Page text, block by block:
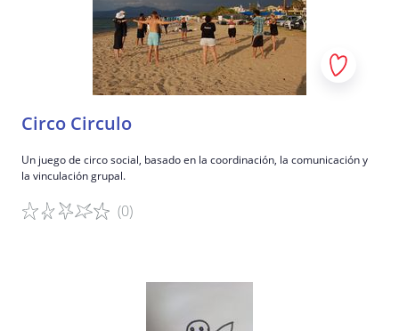
Circo Circulo
Un juego de circo social, basado en la coordinación, la comunicación y
la vinculación grupal.
(0)